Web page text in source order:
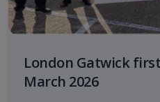
London Gatwick
March 2026